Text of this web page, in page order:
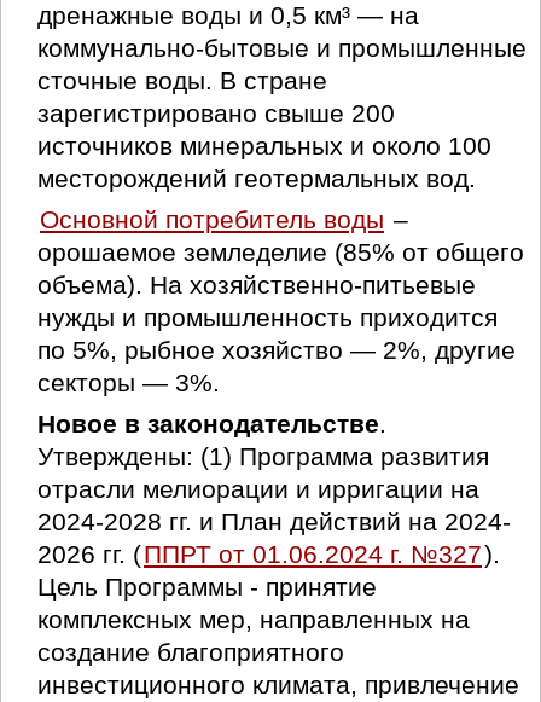
дренажные воды и 0,5 км³ — на
коммунально-бытовые и промышленные
сточные воды. В стране
зарегистрировано свыше 200
источников минеральных и около 100
месторождений геотермальных вод.
Основной потребитель воды –
орошаемое земледелие (85% от общего
объема). На хозяйственно-питьевые
нужды и промышленность приходится
по 5%, рыбное хозяйство — 2%, другие
секторы — 3%.
Новое в законодательстве.
Утверждены: (1) Программа развития
отрасли мелиорации и ирригации на
2024-2028 гг. и План действий на 2024-
2026 гг. (ППРТ от 01.06.2024 г. №327).
Цель Программы - принятие
комплексных мер, направленных на
создание благоприятного
инвестиционного климата, привлечение